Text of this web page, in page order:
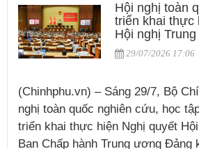
Hội nghị toàn
triển khai thực
Hội nghị
29/07/2026 17:06
(Chinhphu.vn) – Sáng 29/7, Bộ
nghị toàn quốc nghiên cứu, học
triển khai thực hiện Nghị quyết
Ban Chấp hành Trung ương Đảng